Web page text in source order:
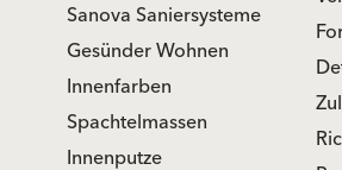
Sanova Saniersysteme
Gesünder Wohnen
Innenfarben
Spachtelmassen
Innenputze